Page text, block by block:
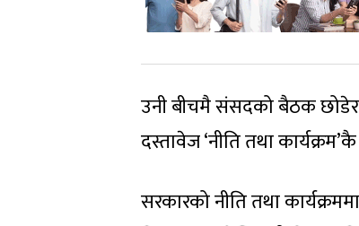
उनी बीचमै संसदको बैठक छोडेर
दस्तावेज ‘नीति तथा
सरकारको नीति तथा